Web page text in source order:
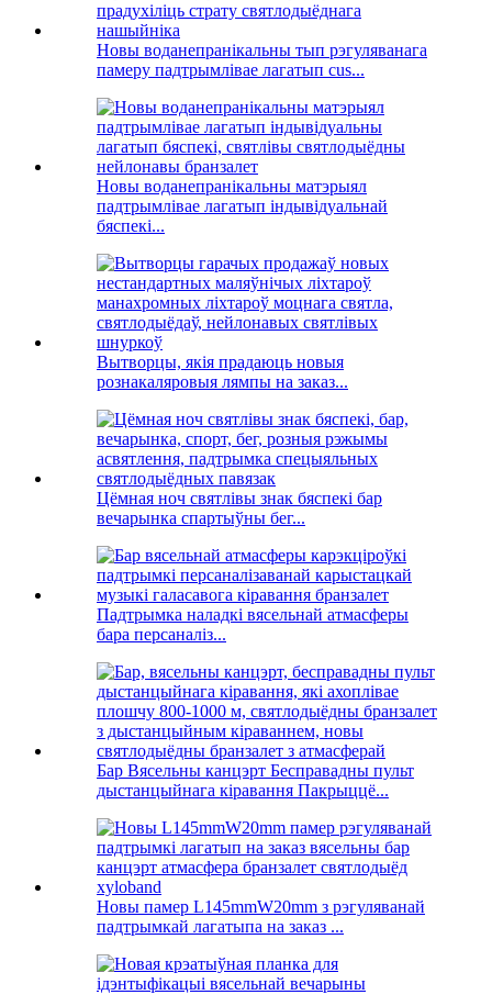
Новы воданепранікальны тып рэгуляванага
памеру падтрымлівае лагатып cus...
Новы воданепранікальны матэрыял
падтрымлівае лагатып індывідуальнай
бяспекі...
Вытворцы, якія прадаюць новыя
рознакаляровыя лямпы на заказ...
Цёмная ноч святлівы знак бяспекі бар
вечарынка спартыўны бег...
Падтрымка наладкі вясельнай атмасферы
бара персаналіз...
Бар Вясельны канцэрт Бесправадны пульт
дыстанцыйнага кіравання Пакрыццё...
Новы памер L145mmW20mm з рэгуляванай
падтрымкай лагатыпа на заказ ...